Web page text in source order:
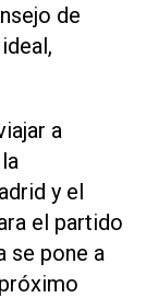
de
a
y el
el partido
se pone a